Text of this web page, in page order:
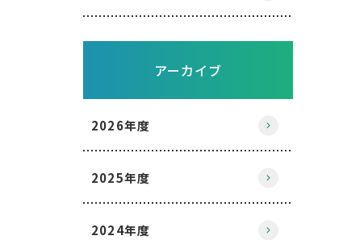
アーカイブ
2026年度
2025年度
2024年度